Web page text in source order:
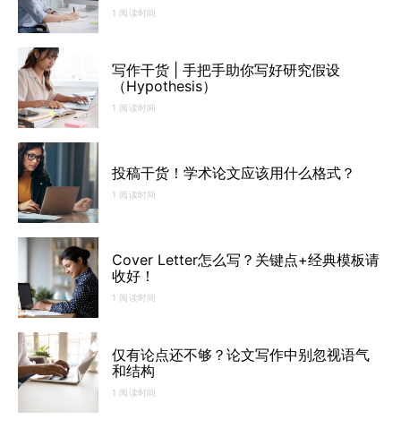
1 阅读时间
写作干货 | 手把手助你写好研究假设
（Hypothesis）
1 阅读时间
投稿干货！学术论文应该用什么格式？
1 阅读时间
Cover Letter怎么写？关键点+经典模板请
收好！
1 阅读时间
仅有论点还不够？论文写作中别忽视语气
和结构
1 阅读时间